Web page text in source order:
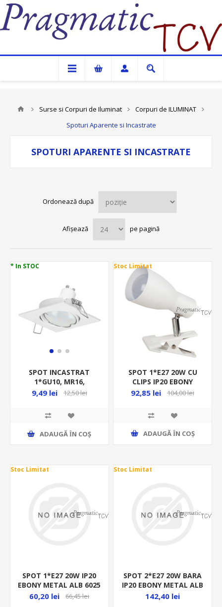
Pragmatic TCV
Surse si Corpuri de Iluminat
Corpuri de ILUMINAT
Spoturi Aparente si Incastrate
SPOTURI APARENTE SI INCASTRATE
Ordonează după
Afișează pe pagină
* In STOC
SPOT INCASTRAT
1*GU10, MR16,
REGLABIL, MAX 50W,
9,49 lei 12,50 lei
ADAUGĂ ȊN COŞ
Stoc Limitat
SPOT 1*E27 20W CU
CLIPS IP20 EBONY
METAL ALB 6026
92,85 lei 104,00 lei
ADAUGĂ ȊN COŞ
Stoc Limitat
SPOT 1*E27 20W IP20
EBONY METAL ALB 6025
60,20 lei 66,45 lei
Stoc Limitat
SPOT 2*E27 20W BARA
IP20 EBONY METAL ALB
6027
142,40 lei